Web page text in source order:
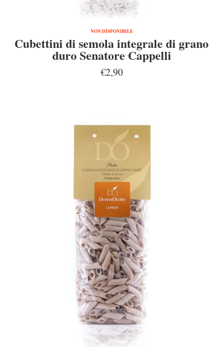
NON DISPONIBILE
Cubettini di semola integrale di grano
duro Senatore Cappelli
€2,90